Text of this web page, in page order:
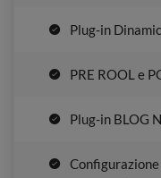
Plug-in
PRE ROOL e
Plug-in BLOG